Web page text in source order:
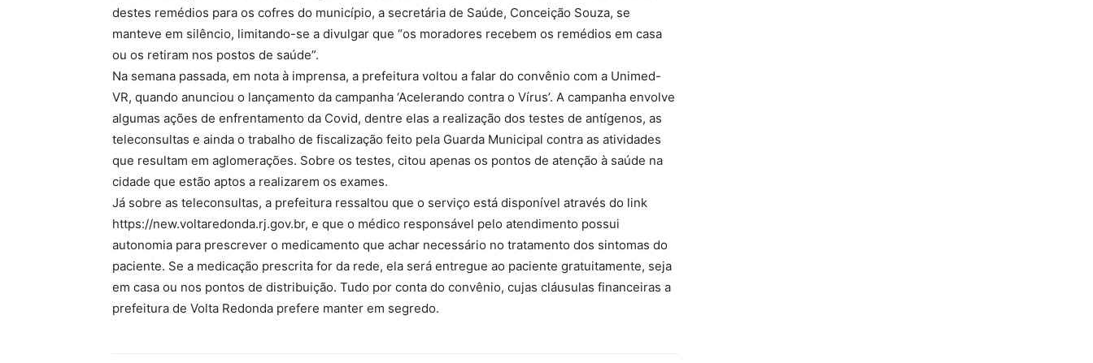
destes remédios para os cofres do município, a secretária de Saúde, Conceição Souza, se
manteve em silêncio, limitando-se a divulgar que “os moradores recebem os remédios em casa
ou os retiram nos postos de saúde”.
Na semana passada, em nota à imprensa, a prefeitura voltou a falar do convênio com a Unimed-
VR, quando anunciou o lançamento da campanha ‘Acelerando contra o Vírus’. A campanha envolve
algumas ações de enfrentamento da Covid, dentre elas a realização dos testes de antígenos, as
teleconsultas e ainda o trabalho de fiscalização feito pela Guarda Municipal contra as atividades
que resultam em aglomerações. Sobre os testes, citou apenas os pontos de atenção à saúde na
cidade que estão aptos a realizarem os exames.
Já sobre as teleconsultas, a prefeitura ressaltou que o serviço está disponível através do link
https://new.voltaredonda.rj.gov.br, e que o médico responsável pelo atendimento possui
autonomia para prescrever o medicamento que achar necessário no tratamento dos sintomas do
paciente. Se a medicação prescrita for da rede, ela será entregue ao paciente gratuitamente, seja
em casa ou nos pontos de distribuição. Tudo por conta do convênio, cujas cláusulas financeiras a
prefeitura de Volta Redonda prefere manter em segredo.